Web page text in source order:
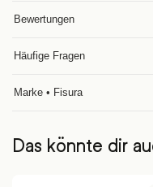
Bewertungen
Häufige Fragen
Marke • Fisura
Das könnte dir